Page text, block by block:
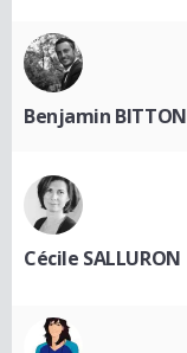
Benjamin BITTON
Cécile SALLURON